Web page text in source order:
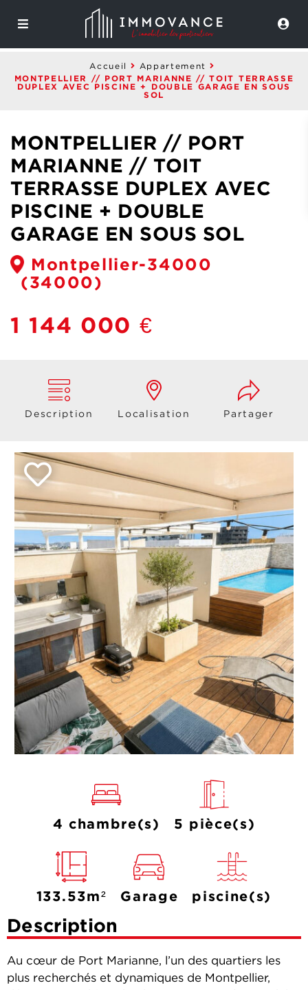
Accueil Appartement
MONTPELLIER // PORT MARIANNE // TOIT TERRASSE
DUPLEX AVEC PISCINE + DOUBLE GARAGE EN SOUS
SOL
MONTPELLIER // PORT
MARIANNE // TOIT
TERRASSE DUPLEX AVEC
PISCINE + DOUBLE
GARAGE EN SOUS SOL
Montpellier-34000
(34000)
1 144 000 €
Description Localisation Partager
4 chambre(s) 5 pièce(s)
133.53m² Garage piscine(s)
Description
Au cœur de Port Marianne, l’un des quartiers les
plus recherchés et dynamiques de Montpellier,